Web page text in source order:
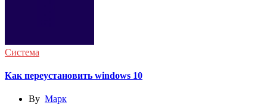
Система
Как переустановить windows 10
By Марк